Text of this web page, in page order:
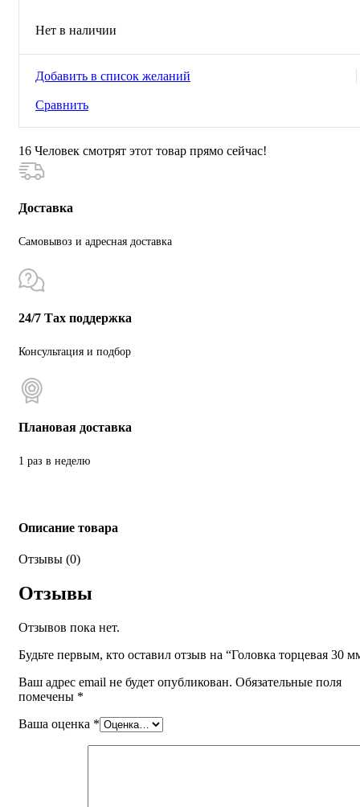
Нет в наличии
Добавить в список желаний
Сравнить
16 Человек смотрят этот товар прямо сейчас!
Доставка
Самовывоз и адресная доставка
24/7 Тах поддержка
Консультация и подбор
Плановая доставка
1 раз в неделю
Описание товара
Отзывы (0)
Отзывы
Отзывов пока нет.
Будьте первым, кто оставил отзыв на “Головка торцевая 30
Ваш адрес email не будет опубликован. Обязательные поля
помечены *
Ваша оценка *